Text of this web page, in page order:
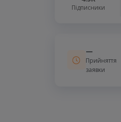
Підписники
—
Прийняття
заявки